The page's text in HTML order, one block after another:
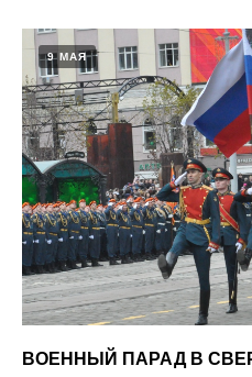
9 МАЯ
ВОЕННЫЙ ПАРАД В